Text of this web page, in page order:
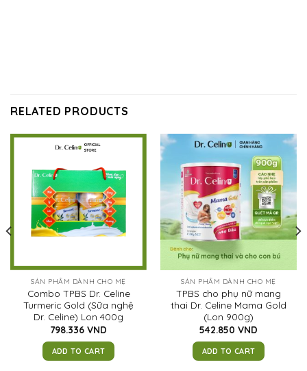
RELATED PRODUCTS
SẢN PHẨM DÀNH CHO MẸ
Combo TPBS Dr. Celine
Turmeric Gold (Sữa nghệ
Dr. Celine) Lon 400g
798.336 VND
ADD TO CART
SẢN PHẨM DÀNH CHO MẸ
TPBS cho phụ nữ mang
thai Dr. Celine Mama Gold
(Lon 900g)
542.850 VND
ADD TO CART